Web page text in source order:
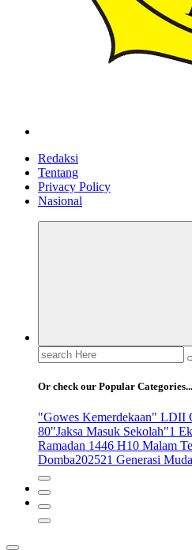
Redaksi
Tentang
Privacy Policy
Nasional
Search
for:
Or check our Popular Categories...
"Gowes Kemerdekaan" LDII
80"Jaksa Masuk Sekolah"1
Ramadan 1446 H10 Malam
Domba202521 Generasi